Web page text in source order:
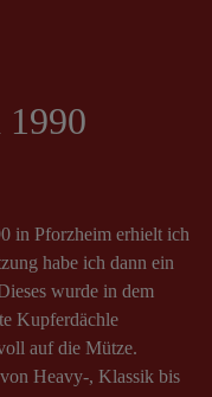
1990
in Pforzheim erhielt ich
habe ich dann ein
wurde in dem
Kupferdächle
auf die Mütze.
Heavy-, Klassik bis